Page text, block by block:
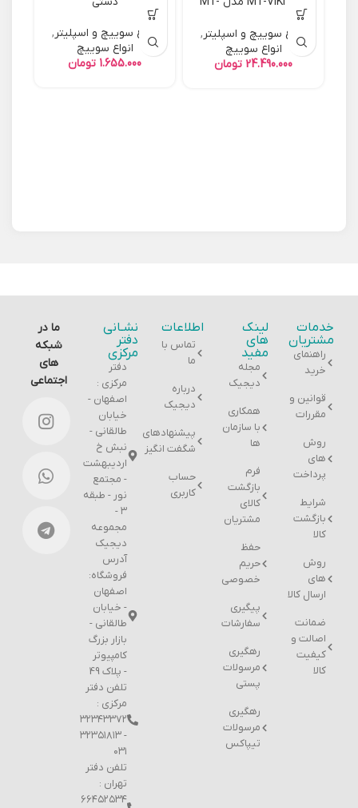
انواع سوییچ و اسپلیتر,
انواع سوییچ
تومان
انواع سوییچ و اسپلیتر,
انواع سوییچ
تومان
خدمات
مشتریان
راهنمای
خرید
قوانین و
مقررات
روش
های
پرداخت
شرایط
بازگشت
کالا
روش
های
ارسال کالا
ضمانت
اصالت و
کیفیت
کالا
لینک
های
مفید
مجله
دیجیک
همکاری
با سازمان
ها
فرم
بازگشت
کالای
مشتریان
حفظ
حریم
خصوصی
پیگیری
سفارشات
رهگیری
مرسولات
پستی
رهگیری
مرسولات
تیپاکس
اطلاعات
تماس با
ما
درباره
دیجیک
پیشنهادهای
شگفت انگیز
حساب
کاربری
نشـانی
دفتر
مرکزی
دفتر
مرکزی :
اصفهان -
خیابان
طالقانی -
نبش خ
اردیبهشت
- مجتمع
نور - طبقه
۳ -
مجموعه
دیجیک
آدرس
فروشگاه:
اصفهان
- خیابان
طالقانی -
بازار بزرگ
کامپیوتر
- پلاک 49
تلفن دفتر
مرکزی :
۳۲۳۴۳۳۷۲
- ۳۲۳۵۱۸۱۳
۰۳۱
تلفن دفتر
تهران :
۶۶۴۵۲۵۳۴
ما در
شبکه
های
اجتماعی